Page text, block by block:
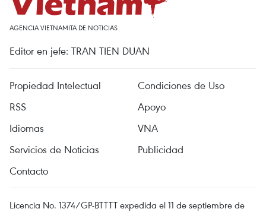
AGENCIA VIETNAMITA DE NOTICIAS
Editor en jefe: TRAN TIEN DUAN
Propiedad Intelectual
Condiciones de Uso
RSS
Apoyo
Idiomas
VNA
Servicios de Noticias
Publicidad
Contacto
Licencia No. 1374/GP-BTTTT expedida el 11 de septiembre de